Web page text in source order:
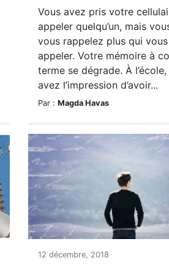
Vous avez pris votre
appeler quelqu’un, mais
vous rappelez plus qui
appeler. Votre mémoire à
terme se dégrade. À
avez l’impression d’avoir...
Par : Magda Havas
12 décembre, 2018